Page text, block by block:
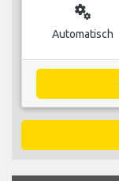
miscellaneous_services
Automatisch